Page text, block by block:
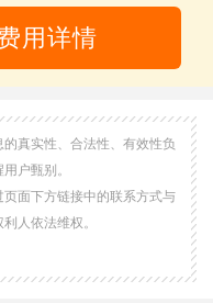
用详情
真实性、合法性、有效性负
户甄别。
面下方链接中的联系方式与
人依法维权。